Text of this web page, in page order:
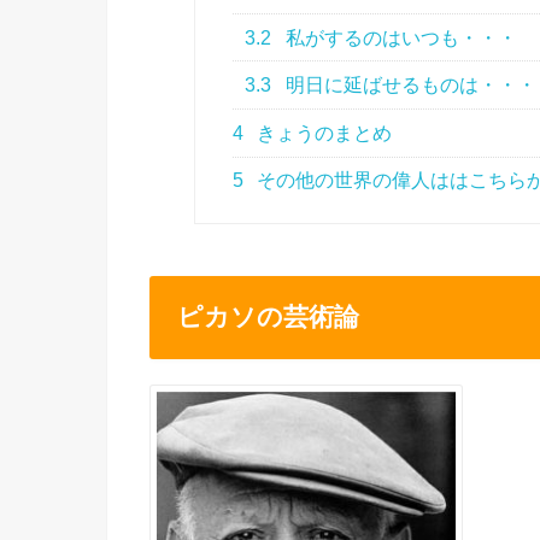
3.2 私がするのはいつも・・・
3.3 明日に延ばせるものは・・・
4 きょうのまとめ
5 その他の世界の偉人ははこちら
ピカソの芸術論